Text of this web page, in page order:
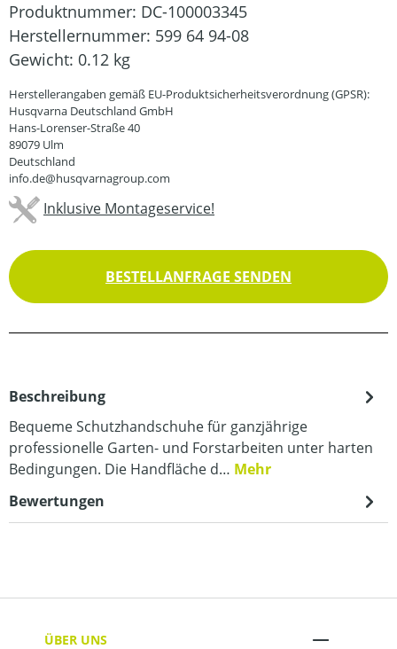
Produktnummer: DC-100003345
Herstellernummer: 599 64 94-08
Gewicht: 0.12 kg
Herstellerangaben gemäß EU-Produktsicherheitsverordnung (GPSR):
Husqvarna Deutschland GmbH
Hans-Lorenser-Straße 40
89079 Ulm
Deutschland
info.de@husqvarnagroup.com
Inklusive Montageservice!
BESTELLANFRAGE SENDEN
Beschreibung
Bequeme Schutzhandschuhe für ganzjährige
professionelle Garten- und Forstarbeiten unter harten
Bedingungen. Die Handfläche d… Mehr
Bewertungen
ÜBER UNS